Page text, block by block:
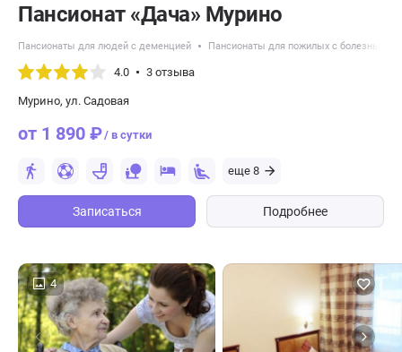
Пансионат «Дача» Мурино
Пансионаты для людей с деменцией Пансионаты для пожилых с болезнью
4.0 3 отзыва
Мурино, ул. Садовая
от 1 890 ₽/ в сутки
еще 8
Записаться Подробнее
4